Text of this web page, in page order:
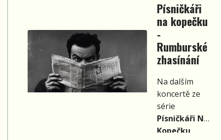
sále
Velkého
mlýna. Na
křest
tohoto sálu
přední
skupiny i
písničkáři
ze všech
koutů
Písničkáři
na kopečku
-
Rumburské
zhasínání
Na dalším
koncertě ze
série
Písničkáři Na
Kopečku